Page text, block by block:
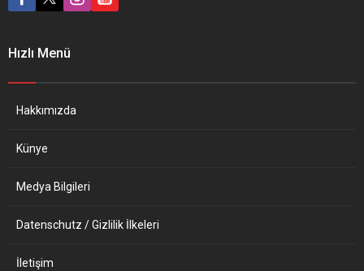
etkinlik, 13 Aralık 2024 cuma
Arbeiterbildungszentrum e.
tanınan solist Funda Banaz
Hızlı Menü
Hakkımızda
Künye
Medya Bilgileri
Datenschutz / Gizlilik İlkeleri
İletişim